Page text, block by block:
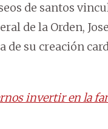
de santos
de la Orden,
su creación
invertir en la